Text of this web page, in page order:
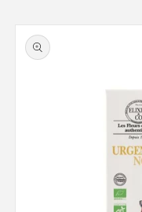
Passer aux
informations
produits